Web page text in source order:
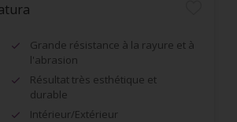
Grande résistance à la rayure et à
l'abrasion
Résultat très esthétique et
durable
Intérieur/Extérieur